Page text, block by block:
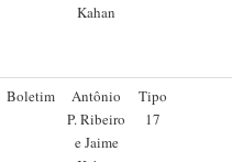
Kahan
Boletim
Antônio
P. Ribeiro
e Jaime
Tipo
17